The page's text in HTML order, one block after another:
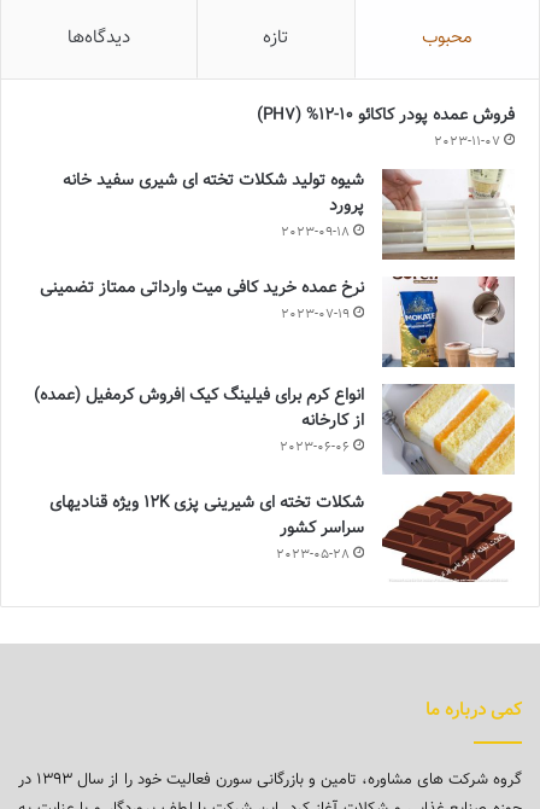
محبوب تازه دیدگاه‌ها
فروش عمده پودر کاکائو 10-12% (PH7)
2023-11-07
شیوه تولید شکلات تخته ای شیری سفید خانه
پرورد
2023-09-18
نرخ عمده خرید کافی میت وارداتی ممتاز تضمینی
2023-07-19
انواع کرم برای فیلینگ کیک |فروش کرمفیل (عمده)
از کارخانه
2023-06-06
شکلات تخته ای شیرینی پزی 12K ویژه قنادیهای
سراسر کشور
2023-05-28
کمی درباره ما
گروه شرکت های مشاوره، تامین و بازرگانی سورن فعالیت خود را از سال ۱۳۹۳ در